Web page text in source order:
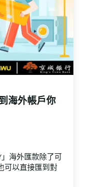
海外帳戶你
海外匯款除了可
可以直接匯到對